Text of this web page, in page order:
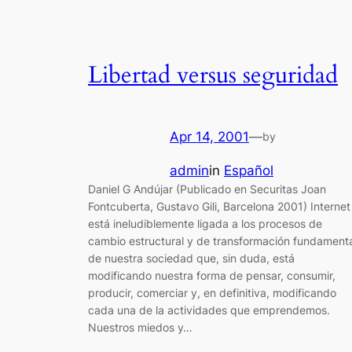
Libertad versus seguridad
Apr 14, 2001—by
adminin Español
Daniel G Andújar (Publicado en Securitas Joan
Fontcuberta, Gustavo Gili, Barcelona 2001) Internet
está ineludiblemente ligada a los procesos de
cambio estructural y de transformación
de nuestra sociedad que, sin duda, está
modificando nuestra forma de pensar, consumir,
producir, comerciar y, en definitiva, modificando
cada una de la actividades que emprendemos.
Nuestros miedos y…